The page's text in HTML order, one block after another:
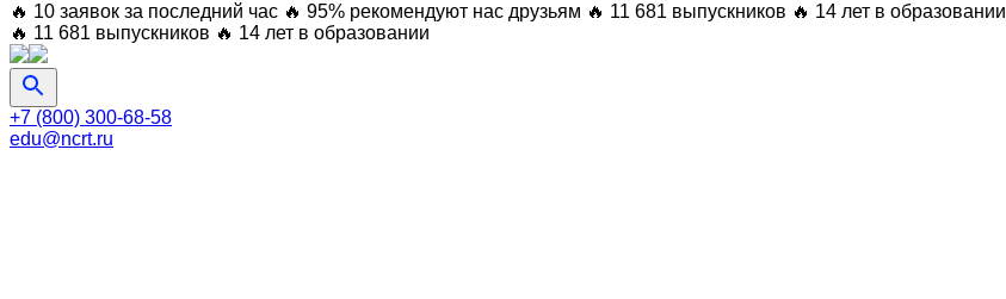
🔥 10 заявок за последний час 🔥 95% рекомендуют нас друзьям 🔥 11 681 выпускников 🔥 14 лет в образовании
🔥 11 681 выпускников 🔥 14 лет в образовании
+7 (800) 300-68-58
edu@ncrt.ru